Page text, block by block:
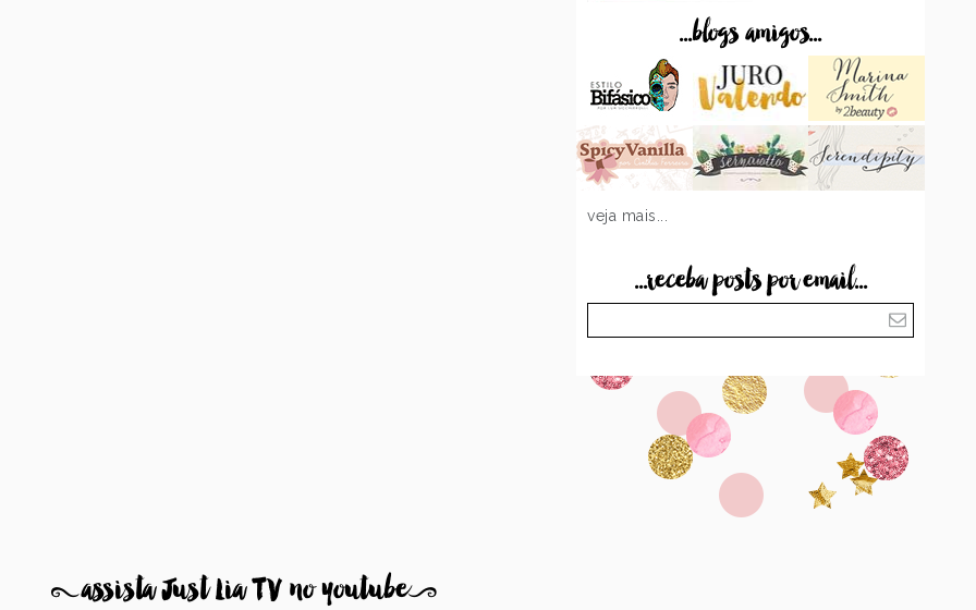
...blogs amigos...
veja mais...
...receba posts por email...
8assista Just Lia TV no youtube9